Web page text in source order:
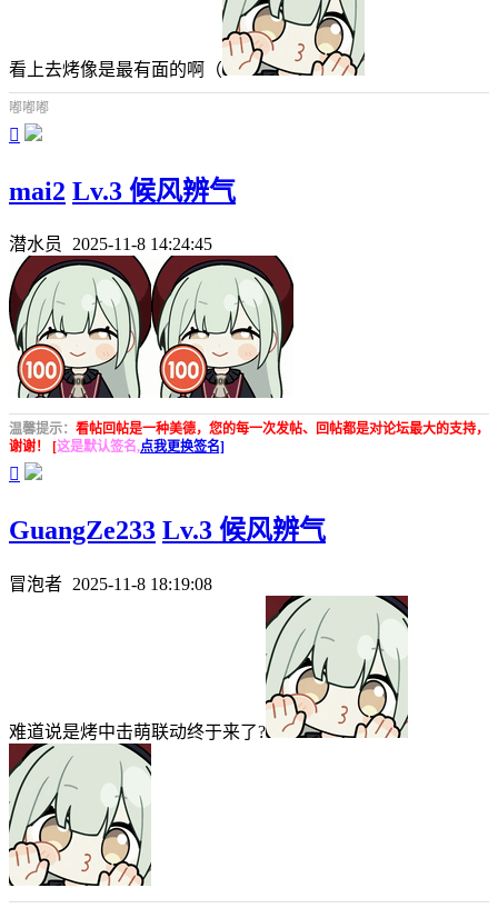
看上去烤像是最有面的啊（
嘟嘟嘟

mai2 Lv.3 候风辨气
潜水员 2025-11-8 14:24:45
温馨提示： 看帖回帖是一种美德，您的每一次发帖、回帖都是对论坛最大的支持，
谢谢！ [这是默认签名,点我更换签名]

GuangZe233 Lv.3 候风辨气
冒泡者 2025-11-8 18:19:08
难道说是烤中击萌联动终于来了?